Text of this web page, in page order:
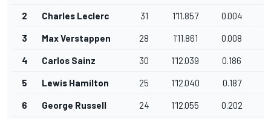
2 Charles Leclerc 31 1'11.857 0.004
3 Max Verstappen 28 1'11.861 0.008
4 Carlos Sainz 30 1'12.039 0.186
5 Lewis Hamilton 25 1'12.040 0.187
6 George Russell 24 1'12.055 0.202